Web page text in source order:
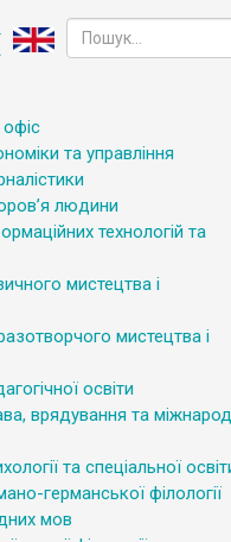
та управління
людини
технологій та
мистецтва і
мистецтва і
освіти
врядування та
та спеціальної
германської філології
мов